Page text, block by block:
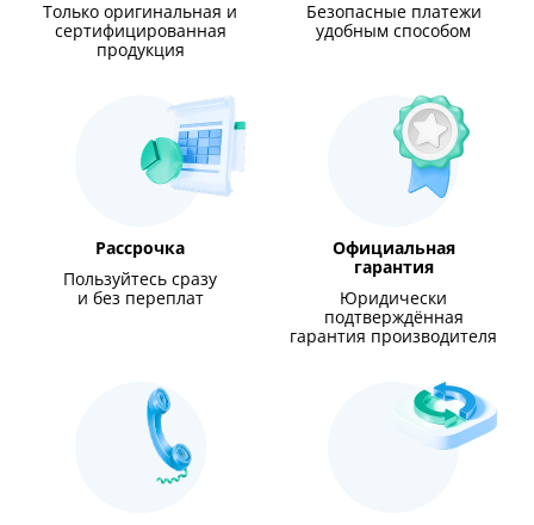
Только оригинальная и
сертифицированная
продукция
Безопасные платежи
удобным способом
Рассрочка
Пользуйтесь сразу
и без переплат
Официальная
гарантия
Юридически
подтверждённая
гарантия производителя